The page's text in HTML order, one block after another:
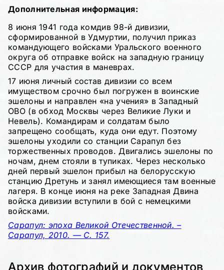
Дополнительная информация:
8 июня 1941 года комдив 98-й дивизии,
сформированной в Удмуртии, получил приказ
командующего войсками Уральского военного
округа об отправке войск на западную границу
СССР для участия в маневрах.
17 июня личный состав дивизии со всем
имуществом срочно был погружен в воинские
эшелоны и направлен «на учения» в Западный
ОВО (в обход Москвы через Великие Луки и
Невель). Командирам и солдатам было
запрещено сообщать, куда они едут. Поэтому
эшелоны уходили со станции Сарапул без
торжественных проводов. Двигались эшелоны по
ночам, днем стояли в тупиках. Через несколько
дней первый эшелон прибыл на белорусскую
станцию Дретунь и занял имеющиеся там военные
лагеря. В конце июня на реке Западная Двина
войска дивизии вступили в бой с немецкими
войсками.
Сарапул: эпоха Великой Отечественной. –
Сарапул, 2010. — С. 157.
Архив фотографий и документов